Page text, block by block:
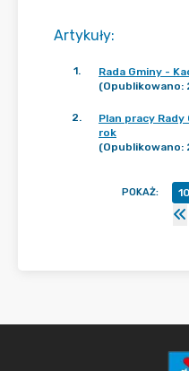
Artykuły:
1.
Rada Gminy -
(Opublikowano:
2.
Plan pracy
rok
POKAŻ: 10